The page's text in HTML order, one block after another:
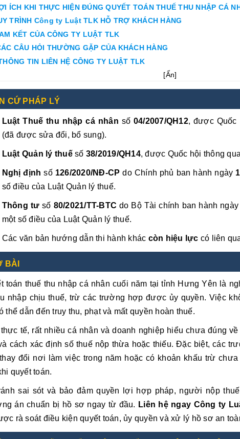
ÍCH KHI THỰC HIỆN ĐÚNG QUYẾT TOÁN THUẾ THU NHẬP CÁ
TRÌNH Công ty Luật TLK HỖ TRỢ KHÁCH HÀNG
KẾT CỦA CÔNG TY LUẬT TLK
CÂU HỎI THƯỜNG GẶP CỦA KHÁCH HÀNG
TIN LIÊN HỆ CÔNG TY LUẬT TLK
[Ẩn]
CỨ PHÁP LÝ
Luật Thuế thu nhập cá nhân số 04/2007/QH12, được Quốc
(đã được sửa đổi, bổ sung).
Luật Quản lý thuếsố 38/2019/QH14, được Quốc hội thông
Nghị định số 126/2020/NĐ-CP do Chính phủ ban hành ngày
số điều của Luật Quản lý thuế.
Thông tư số 80/2021/TT-BTC do Bộ Tài chính ban hành
một số điều của Luật Quản lý thuế.
Các văn bản hướng dẫn thi hành khác còn hiệu lực có liên
BÀI
toán thuế thu nhập cá nhân cuối năm tại tỉnh Hưng Yên là
nhập chịu thuế, trừ các trường hợp được ủy quyền. Việc
thể dẫn đến truy thu, phạt và mất quyền hoàn thuế.
thực tế, rất nhiều cá nhân và doanh nghiệp hiểu chưa đúng
cách xác định số thuế nộp thừa hoặc thiếu. Đặc biệt, các
đổi nơi làm việc trong năm hoặc có khoản khấu trừ
quyết toán.
sai sót và bảo đảm quyền lợi hợp pháp, người nộp
án chuẩn bị hồ sơ ngay từ đầu. Liên hệ ngay Công ty
rà soát điều kiện quyết toán, ủy quyền và xử lý hồ sơ an